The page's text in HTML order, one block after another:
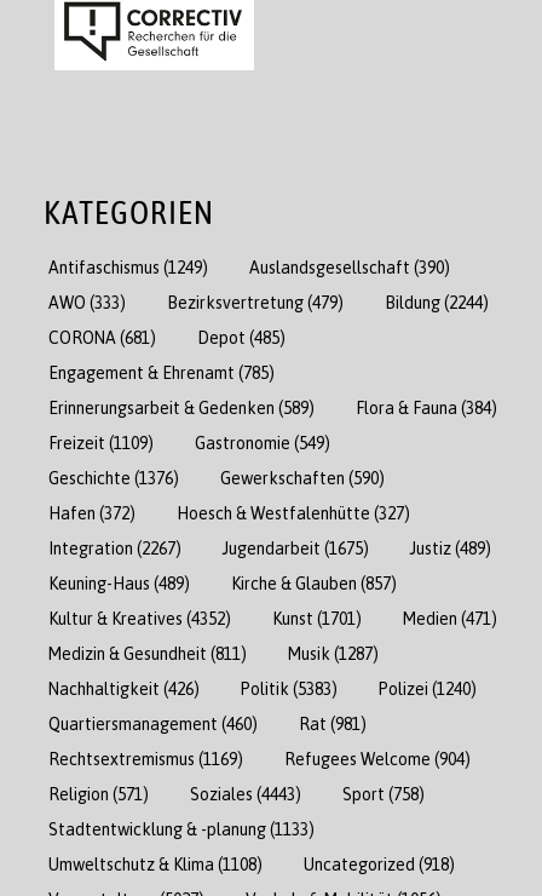
KATEGORIEN
Antifaschismus (1249) Auslandsgesellschaft (390)
AWO (333) Bezirksvertretung(479) Bildung(2244)
CORONA (681) Depot (485)
Engagement & Ehrenamt (785)
Erinnerungsarbeit & Gedenken (589) Flora & Fauna (384)
Freizeit (1109) Gastronomie (549)
Geschichte (1376) Gewerkschaften (590)
Hafen (372) Hoesch & Westfalenhütte (327)
Integration (2267) Jugendarbeit (1675) Justiz(489)
Keuning-Haus (489) Kirche & Glauben (857)
Kultur & Kreatives (4352) Kunst (1701) Medien (471)
Medizin & Gesundheit (811) Musik (1287)
Nachhaltigkeit (426) Politik (5383) Polizei (1240)
Quartiersmanagement (460) Rat (981)
Rechtsextremismus (1169) Refugees Welcome (904)
Religion (571) Soziales (4443) Sport (758)
Stadtentwicklung & -planung(1133)
Umweltschutz & Klima (1108) Uncategorized (918)